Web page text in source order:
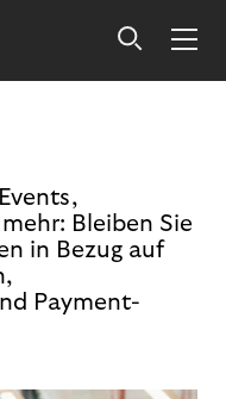
Bleiben Sie
in Bezug auf
Payment-